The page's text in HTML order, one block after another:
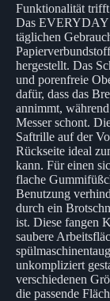
Funktionalität
Das EVERYDAY
täglichen
hergestellt. Das
und porenfreie
dafür, dass das
annimmt,
Messer schont.
Saftrille auf der
Rückseite ideal
kann. Für einen
flache
Benutzung
durch ein
ist. Diese fangen
saubere
unkompliziert
verschiedenen
die passende